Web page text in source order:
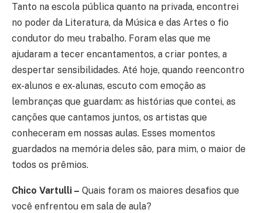
Tanto na escola pública quanto na privada, encontrei
no poder da Literatura, da Música e das Artes o fio
condutor do meu trabalho. Foram elas que me
ajudaram a tecer encantamentos, a criar pontes, a
despertar sensibilidades. Até hoje, quando reencontro
ex-alunos e ex-alunas, escuto com emoção as
lembranças que guardam: as histórias que contei, as
canções que cantamos juntos, os artistas que
conheceram em nossas aulas. Esses momentos
guardados na memória deles são, para mim, o maior de
todos os prêmios.
Chico Vartulli – Quais foram os maiores desafios que
você enfrentou em sala de aula?